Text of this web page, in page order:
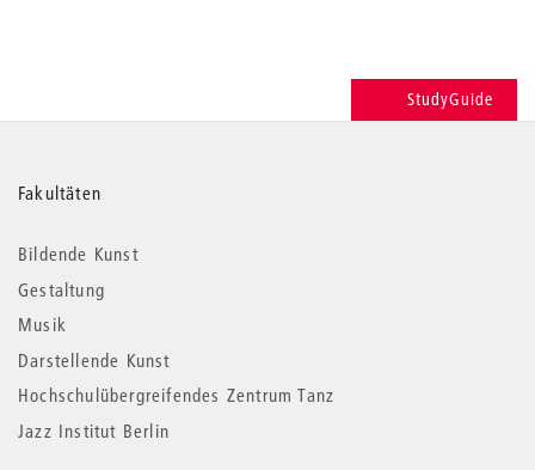
StudyGuide
Weitere
Informationen
Fakultäten
Bildende Kunst
Gestaltung
Musik
Darstellende Kunst
Hochschulübergreifendes Zentrum Tanz
Jazz Institut Berlin